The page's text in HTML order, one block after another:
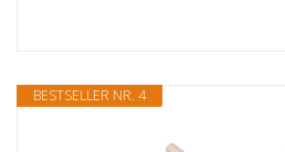
BESTSELLER NR. 4